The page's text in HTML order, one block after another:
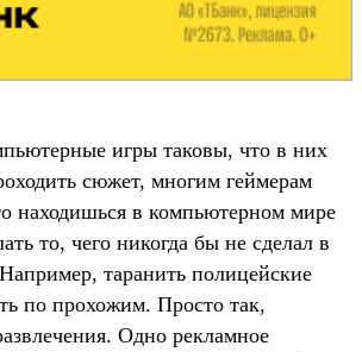
игры таковы, что в них
сюжет, многим геймерам
находишься в компьютерном мире
то, чего никогда бы не сделал в
таранить полицейские
по прохожим. Просто так,
Одно рекламное